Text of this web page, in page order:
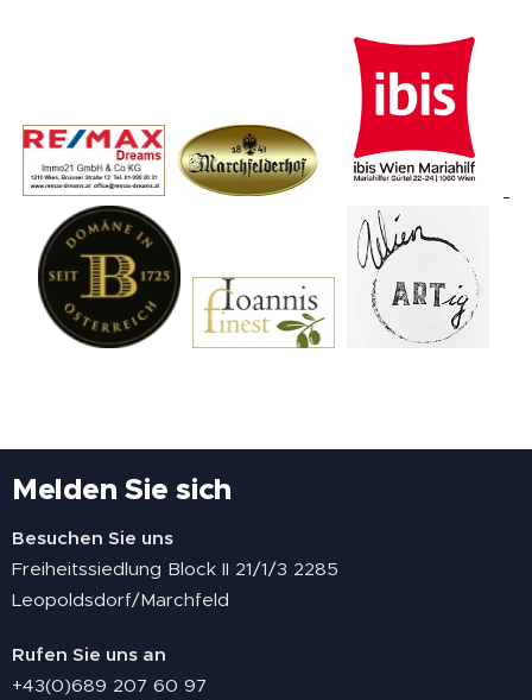
Melden Sie sich
Besuchen Sie uns
Freiheitssiedlung Block II 21/1/3 2285
Leopoldsdorf/Marchfeld
Rufen Sie uns an
+43(0)689 207 60 97